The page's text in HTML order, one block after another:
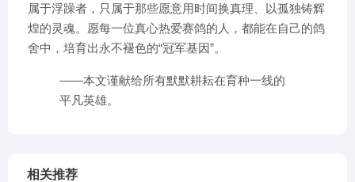
属于浮躁者，只属于那些愿意用时间换真理、以孤独铸辉
煌的灵魂。愿每一位真心热爱赛鸽的人，都能在自己的鸽
舍中，培育出永不褪色的“冠军基因”。
——本文谨献给所有默默耕耘在育种一线的
平凡英雄。
相关推荐